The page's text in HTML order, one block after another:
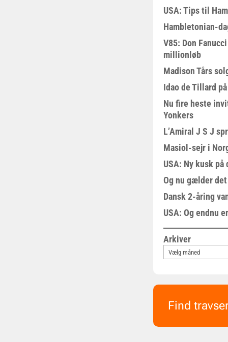
USA: Tips til
Hambletonian-
V85: Don
millionløb
Madison Tårs
Idao de Tillard
Nu fire heste
Yonkers
L’Amiral J S J
Masiol-sejr i
USA: Ny kusk på
Og nu gælder
Dansk 2-åring
USA: Og endnu
Arkiver
Find